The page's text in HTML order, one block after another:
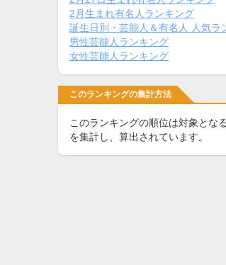
2月生まれ有名人ランキング
誕生日別・芸能人＆有名人 人気ラ
男性芸能人ランキング
女性芸能人ランキング
このランキングの集計方法
このランキングの順位は対象とな
を集計し、算出されています。